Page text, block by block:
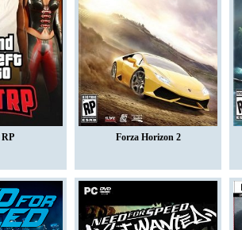
Forza Horizon 2